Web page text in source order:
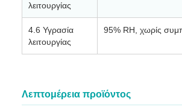
λειτουργίας
4.6 Υγρασία
λειτουργίας
95% RH, χωρίς
Λεπτομέρεια προϊόντος